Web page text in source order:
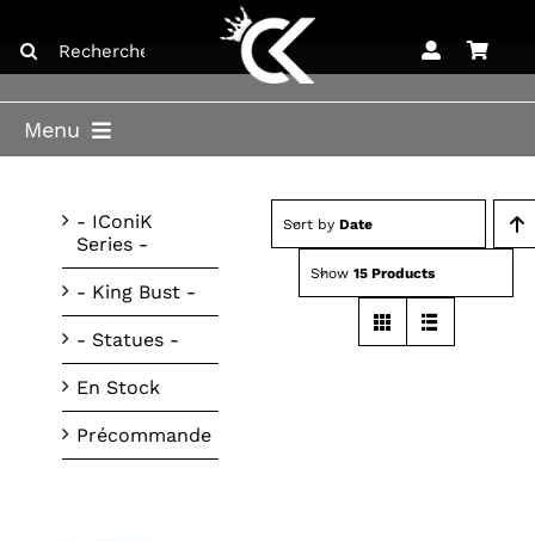
content
for:
Menu
BOUTIQUE
LICENCES
CONTACT
- IConiK
Series -
- King Bust -
- Statues -
En Stock
Précommande
Sort by Date
Show15 Products